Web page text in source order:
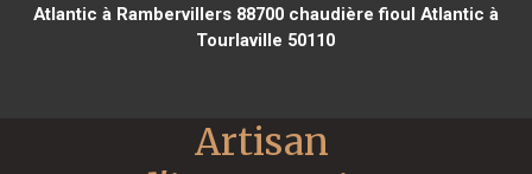
Atlantic à Rambervillers 88700chaudière fioul Atlantic à
Tourlaville 50110
Artisan